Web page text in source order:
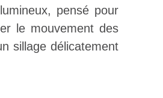
pensé pour
le mouvement des
sillage délicatement